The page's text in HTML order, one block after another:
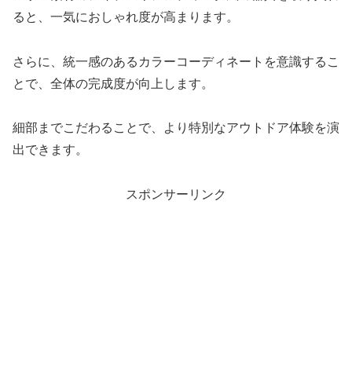
ると、一気におしゃれ度が高まります。
さらに、統一感のあるカラーコーディネートを意識するこ
とで、全体の完成度が向上します。
細部までこだわることで、より特別なアウトドア体験を演
出できます。
スポンサーリンク